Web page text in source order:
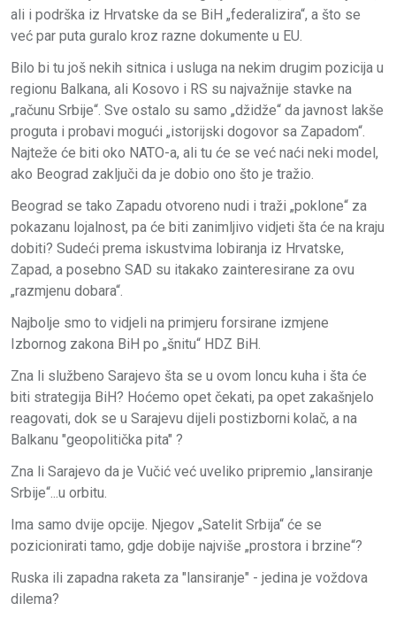
ali i podrška iz Hrvatske da se BiH „federalizira“, a što se
već par puta guralo kroz razne dokumente u EU.
Bilo bi tu još nekih sitnica i usluga na nekim drugim pozicija u
regionu Balkana, ali Kosovo i RS su najvažnije stavke na
„računu Srbije“. Sve ostalo su samo „džidže“ da javnost lakše
proguta i probavi mogući „istorijski dogovor sa Zapadom“.
Najteže će biti oko NATO-a, ali tu će se već naći neki model,
ako Beograd zaključi da je dobio ono što je tražio.
Beograd se tako Zapadu otvoreno nudi i traži „poklone“ za
pokazanu lojalnost, pa će biti zanimljivo vidjeti šta će na kraju
dobiti? Sudeći prema iskustvima lobiranja iz Hrvatske,
Zapad, a posebno SAD su itakako zainteresirane za ovu
„razmjenu dobara“.
Najbolje smo to vidjeli na primjeru forsirane izmjene
Izbornog zakona BiH po „šnitu“ HDZ BiH.
Zna li službeno Sarajevo šta se u ovom loncu kuha i šta će
biti strategija BiH? Hoćemo opet čekati, pa opet zakašnjelo
reagovati, dok se u Sarajevu dijeli postizborni kolač, a na
Balkanu "geopolitička pita" ?
Zna li Sarajevo da je Vučić već uveliko pripremio „lansiranje
Srbije“...u orbitu.
Ima samo dvije opcije. Njegov „Satelit Srbija“ će se
pozicionirati tamo, gdje dobije najviše „prostora i brzine“?
Ruska ili zapadna raketa za "lansiranje" - jedina je voždova
dilema?